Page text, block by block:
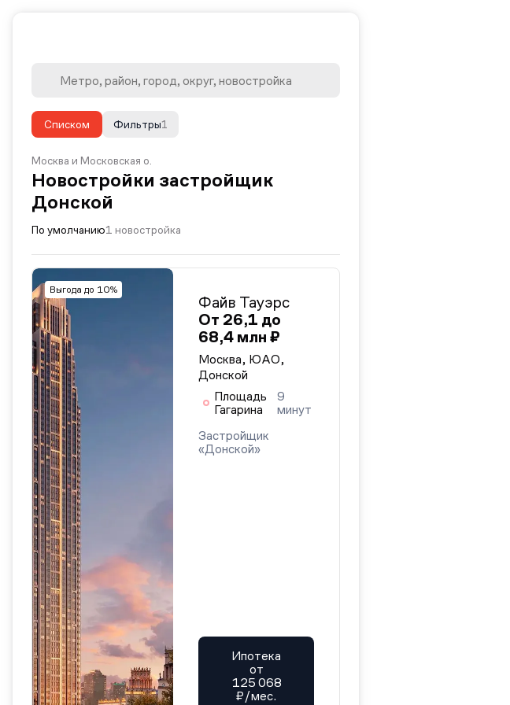
Списком 1
Фильтры
Москва и Московская о.
Новостройки застройщик
Донской
По умолчанию1 новостройка
Выгода до 10%
Файв Тауэрс
От 26,1 до
68,4 млн ₽
Москва, ЮАО,
Донской
Площадь
Гагарина
9
минут
Застройщик
«Донской»
Ипотека
от
125 068
₽/мес.